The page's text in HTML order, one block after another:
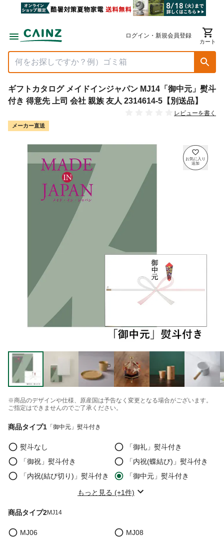
ログイン・新規会員登録
カート
ギフトカタログ メイドインジャパン MJ14「御中元」熨斗
付き 得意先 上司 会社 親族 友人 2314614-5【別送品】
レビューを書く
メーカー直送
※商品のデザインや仕様、原産国は予告なく変更となる場合がございます。
ご指定はできませんのでご了承ください。
商品タイプ1 「御中元」熨斗付き
熨斗なし
「御礼」熨斗付き
「御祝」熨斗付き
「内祝(蝶結び)」熨斗付き
「内祝(結び切り)」熨斗付き
「御中元」熨斗付き
もっと見る (+1件)
商品タイプ2MJ14
MJ06
MJ08